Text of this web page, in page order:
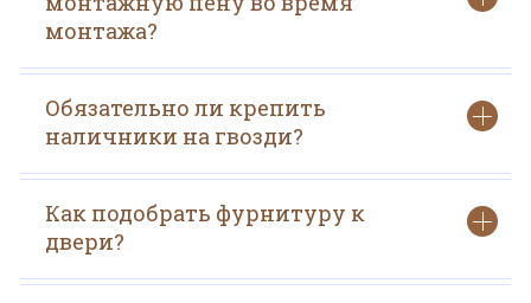
монтажа?
Обязательно ли крепить
наличники на гвозди?
Как подобрать фурнитуру к
двери?